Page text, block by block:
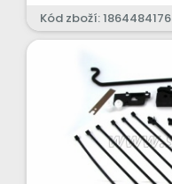
Kód zboží: 1864484176